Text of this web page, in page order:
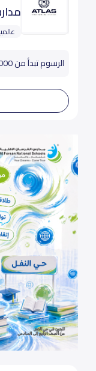
الرسوم تبدأ من 24,000